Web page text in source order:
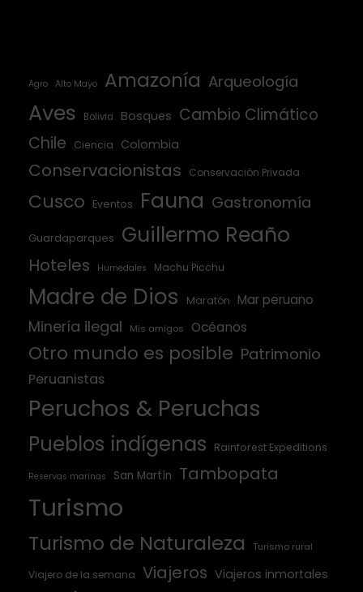
Agro Alto Mayo Amazonía Arqueología
Aves Bolivia Bosques Cambio Climático
Chile
Ciencia Colombia
Conservacionistas Conservación Privada
Cusco Eventos Fauna Gastronomía
Guardaparques Guillermo Reaño
Hoteles Humedales Machu Picchu
Madre de Dios Maratón Mar peruano
Minería ilegal Mis amigos Océanos
Otro mundo es posible Patrimonio
Peruanistas
Peruchos & Peruchas
Pueblos indígenas Rainforest Expeditions
Reservas marinas San Martín Tambopata
Turismo
Turismo de Naturaleza Turismo rural
Viajero de la semana Viajeros Viajeros inmortales